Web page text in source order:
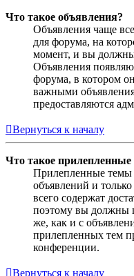
Что такое объявления?
Объявления чаще
для форума, на
момент, и вы
Объявления
форума, в котором
важными
предоставляются
Вернуться к началу
Что такое
Прилепленные темы
объявлений и
всего содержат
поэтому вы должны
же, как и с
прилепленных тем
конференции.
Вернуться к началу